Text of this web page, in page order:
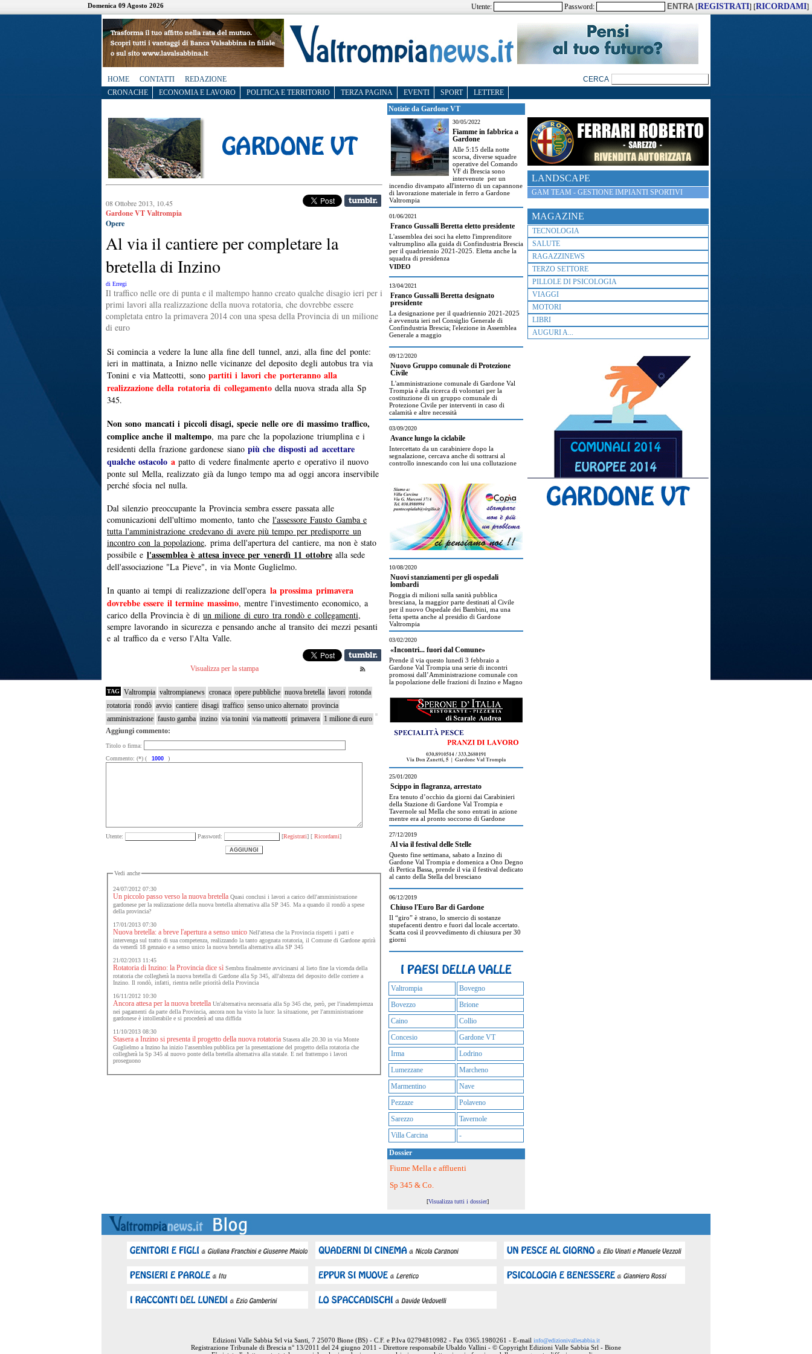
Domenica 09 Agosto 2026 Utente: Password: [REGISTRATI] [RICORDAMI]
HOME CONTATTI
REDAZIONE
CRONACHE
ECONOMIA E LAVORO POLITICA E TERRITORIO TERZA PAGINA EVENTI SPORT LETTERE
LANDSCAPE
GAM TEAM - GESTIONE IMPIANTI SPORTIVI
MAGAZINE
TECNOLOGIA
SALUTE
RAGAZZINEWS
TERZO SETTORE
PILLOLE DI PSICOLOGIA
VIAGGI
MOTORI
LIBRI
AUGURI A...
08 Ottobre 2013, 10.45
Gardone VT Valtrompia
Opere
Al via il cantiere per completare la
bretella di Inzino
di Erregi
Il traffico nelle ore di punta e il maltempo hanno creato qualche disagio ieri per i
primi lavori alla realizzazione della nuova rotatoria, che dovrebbe essere
completata entro la primavera 2014 con una spesa della Provincia di un milione
di euro
Si comincia a vedere la lune alla fine dell tunnel, anzi, alla fine del ponte:
ieri in mattinata, a Inizno nelle vicinanze del deposito degli autobus tra via
Tonini e via Matteotti, sono partiti i lavori che porteranno alla
realizzazione della rotatoria di collegamentodella nuova strada alla Sp
345.
Non sono mancati i piccoli disagi, specie nelle ore di massimo traffico,
complice anche il maltempo, ma pare che la popolazione triumplina e i
residenti della frazione gardonese siano più che disposti ad accettare
qualche ostacolo apatto di vedere finalmente aperto e operativo il nuovo
ponte sul Mella, realizzato già da lungo tempo ma ad oggi ancora inservibile
perché sfocia nel nulla.
Dal silenzio preoccupante la Provincia sembra essere passata alle
comunicazioni dell'ultimo momento, tanto che l'assessore Fausto Gamba e
tutta l'amministrazione credevano di avere più tempo per predisporre un
incontro con la popolazione, prima dell'apertura del cantiere, ma non è stato
possibile e l'assemblea è attesa invece per venerdì 11 ottobre alla sede
dell'associazione "La Pieve", in via Monte Guglielmo.
In quanto ai tempi di realizzazione dell'opera la prossima primavera
dovrebbe essere il termine massimo, mentre l'investimento economico, a
carico della Provincia è di un milione di euro tra rondò e collegamenti,
sempre lavorando in sicurezza e pensando anche al transito dei mezzi pesanti
e al traffico da e verso l'Alta Valle.
Visualizza per la stampa
TAG Valtrompia valtrompianews cronaca opere pubbliche nuova bretella lavori rotonda
rotatoria rondò avvio cantiere disagi traffico senso unico alternato provincia
amministrazione fausto gamba inzino via tonini via matteotti primavera 1 milione di euro
Aggiungi commento:
Titolo o firma:
Commento: (*) (
)
Utente: Password: [Registrati] [ Ricordami]
Vedi anche
24/07/2012 07:30
Un piccolo passo verso la nuova bretellaQuasi conclusi i lavori a carico dell'amministrazione
gardonese per la realizzazione della nuova bretella alternativa alla SP 345. Ma a quando il rondò a spese
della provincia?
17/01/2013 07:30
Nuova bretella: a breve l'apertura a senso unicoNell'attesa che la Provincia rispetti i patti e
intervenga sul tratto di sua competenza, realizzando la tanto agognata rotatoria, il Comune di Gardone aprirà
da venerdì 18 gennaio e a senso unico la nuova bretella alternativa alla SP 345
21/02/2013 11:45
Rotatoria di Inzino: la Provincia dice sìSembra finalmente avvicinarsi al lieto fine la vicenda della
rotatoria che collegherà la nuova bretella di Gardone alla Sp 345, all'altezza del deposito delle corriere a
Inzino. Il rondò, infatti, rientra nelle priorità della Provincia
16/11/2012 10:30
Ancora attesa per la nuova bretellaUn'alternativa necessaria alla Sp 345 che, però, per l'inadempienza
nei pagamenti da parte della Provincia, ancora non ha visto la luce: la situazione, per l'amministrazione
gardonese è intollerabile e si procederà ad una diffida
11/10/2013 08:30
Stasera a Inzino si presenta il progetto della nuova rotatoriaStasera alle 20.30 in via Monte
Guglielmo a Inzino ha inizio l'assemblea pubblica per la presentazione del progetto della rotatoria che
collegherà la Sp 345 al nuovo ponte della bretella alternativa alla statale. E nel frattempo i lavori
proseguono
Notizie da Gardone VT
30/05/2022
Fiamme in fabbrica a
Gardone
Alle 5:15 della notte
scorsa, diverse squadre
operative del Comando
VF di Brescia sono
intervenute per un
incendio divampato all'interno di un capannone
di lavorazione materiale in ferro a Gardone
Valtrompia
01/06/2021
Franco Gussalli Beretta eletto presidente
L'assemblea dei soci ha eletto l'imprenditore
valtrumplino alla guida di Confindustria Brescia
per il quadriennio 2021-2025. Eletta anche la
squadra di presidenza
VIDEO
13/04/2021
Franco Gussalli Beretta designato
presidente
La designazione per il quadriennio 2021-2025
è avvenuta ieri nel Consiglio Generale di
Confindustria Brescia; l'elezione in Assemblea
Generale a maggio
09/12/2020
Nuovo Gruppo comunale di Protezione
Civile
L'amministrazione comunale di Gardone Val
Trompia è alla ricerca di volontari per la
costituzione di un gruppo comunale di
Protezione Civile per interventi in caso di
calamità e altre necessità
03/09/2020
Avance lungo la ciclabile
Intercettato da un carabiniere dopo la
segnalazione, cercava anche di sottrarsi al
controllo innescando con lui una collutazione
10/08/2020
Nuovi stanziamenti per gli ospedali
lombardi
Pioggia di milioni sulla sanità pubblica
bresciana, la maggior parte destinati al Civile
per il nuovo Ospedale dei Bambini, ma una
fetta spetta anche al presidio di Gardone
Valtrompia
03/02/2020
«Incontri... fuori dal Comune»
Prende il via questo lunedì 3 febbraio a
Gardone Val Trompia una serie di incontri
promossi dall’Amministrazione comunale con
la popolazione delle frazioni di Inzino e Magno
25/01/2020
Scippo in flagranza, arrestato
Era tenuto d’occhio da giorni dai Carabinieri
della Stazione di Gardone Val Trompia e
Tavernole sul Mella che sono entrati in azione
mentre era al pronto soccorso di Gardone
27/12/2019
Al via il festival delle Stelle
Questo fine settimana, sabato a Inzino di
Gardone Val Trompia e domenica a Ono Degno
di Pertica Bassa, prende il via il festival dedicato
al canto della Stella del bresciano
06/12/2019
Chiuso l'Euro Bar di Gardone
Il “giro” è strano, lo smercio di sostanze
stupefacenti dentro e fuori dal locale accertato.
Scatta così il provvedimento di chiusura per 30
giorni
Valtrompia
Bovegno
Bovezzo
Brione
Caino
Collio
Concesio
Gardone VT
Irma
Lodrino
Lumezzane
Marcheno
Marmentino
Nave
Pezzaze
Polaveno
Sarezzo
Tavernole
Villa Carcina
-
Dossier
Fiume Mella e affluenti
Sp 345 & Co.
[Visualizza tutti i dossier]
Edizioni Valle Sabbia Srl via Santi, 7 25070 Bione (BS) - C.F. e P.Iva 02794810982 - Fax 0365.1980261 - E-mail info@edizionivallesabbia.it
Registrazione Tribunale di Brescia n° 13/2011 del 24 giugno 2011 - Direttore responsabile Ubaldo Vallini - © Copyright Edizioni Valle Sabbia Srl - Bione